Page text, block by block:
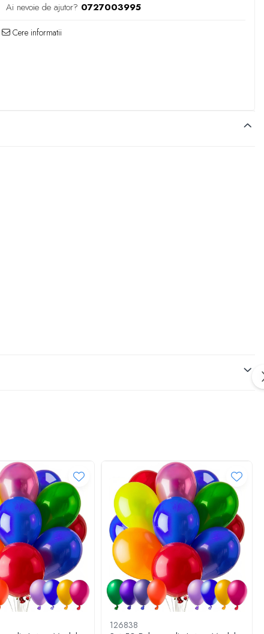
Ai nevoie de ajutor? 0727003995
Cere informatii
absolvire, baby shower sau gender reveal! Cu un
126838